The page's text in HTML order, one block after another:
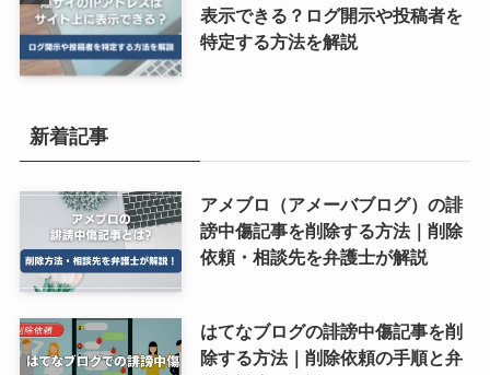
表示できる？ログ開示や投稿者を
特定する方法を解説
新着記事
アメブロ（アメーバブログ）の誹
謗中傷記事を削除する方法｜削除
依頼・相談先を弁護士が解説
はてなブログの誹謗中傷記事を削
除する方法｜削除依頼の手順と弁